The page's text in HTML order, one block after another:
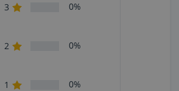
3 0%
2 0%
1 0%